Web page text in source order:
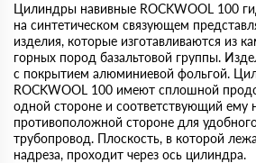
Цилиндры навивные ROCKWOOL 100
на синтетическом связующем
изделия, которые изготавливаются из
горных пород базальтовой группы.
с покрытием алюминиевой фольгой.
ROCKWOOL 100 имеют сплошной
одной стороне и соответствующий ему
противоположной стороне для
трубопровод. Плоскость, в которой
надреза, проходит через ось цилиндра.